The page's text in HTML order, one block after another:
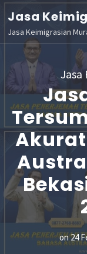
Lompat
ke
konten
(Tekan
Enter)
Jasa
Jasa Keimigrasian
Jasa
on24